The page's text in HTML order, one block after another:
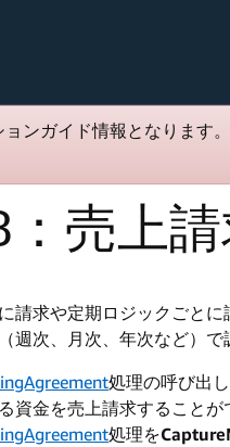
ンガイド情報となります
売上
請求や定期ロジックごと
週次、月次、年次など）
処理の呼び出
資金を売上請求することが
処理を